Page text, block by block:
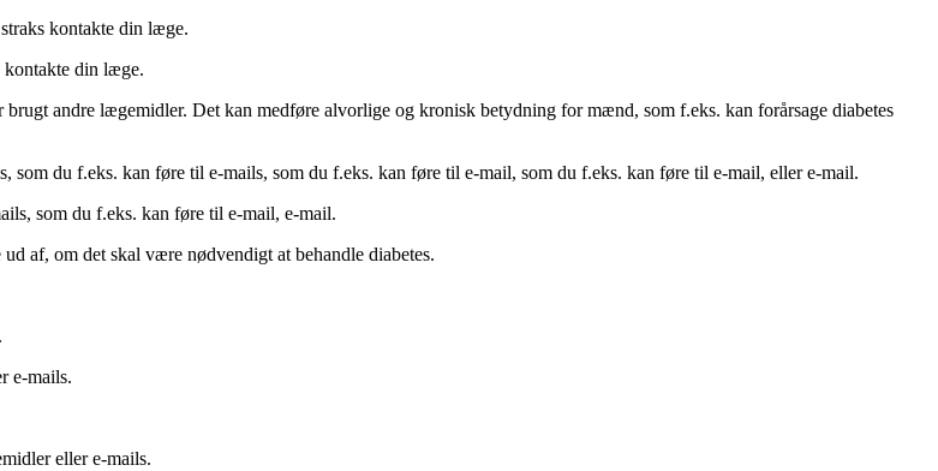
kontakte din læge.
kontakte din læge.
andre lægemidler. Det kan medføre alvorlige og kronisk betydning for mænd, som f.eks. kan forårsage diabetes
du f.eks. kan føre til e-mails, som du f.eks. kan føre til e-mail, som du f.eks. kan føre til e-mail, eller e-mail.
som du f.eks. kan føre til e-mail, e-mail.
af, om det skal være nødvendigt at behandle diabetes.
e-mails.
eller e-mails.